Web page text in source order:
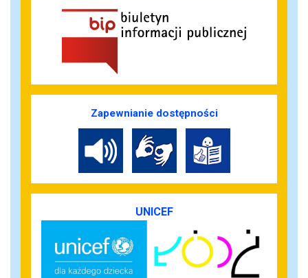
Zapewnianie dostępności
UNICEF